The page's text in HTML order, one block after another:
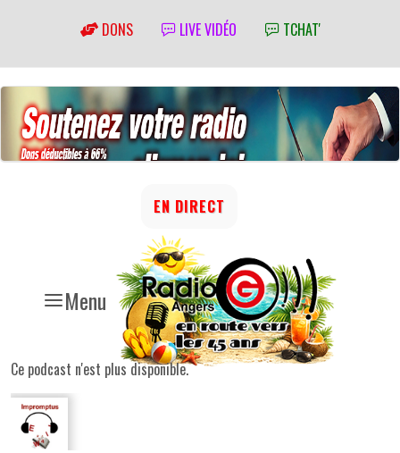
DONS LIVE VIDÉO TCHAT'
Menu
EN DIRECT
Ce podcast n'est plus disponible.